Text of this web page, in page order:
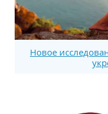
Новое